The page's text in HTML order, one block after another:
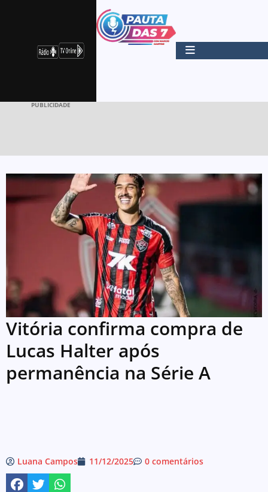
PUBLICIDADE
Vitória confirma compra de
Lucas Halter após
permanência na Série A
Luana Campos 11/12/2025 0 comentários